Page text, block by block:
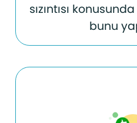
sızıntısı
bunu